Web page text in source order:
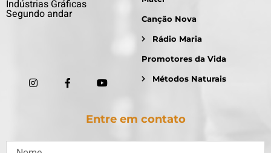
Indústrias Gráficas
Segundo andar Canção Nova
Rádio Maria
Promotores da Vida
Métodos Naturais
Entre em contato